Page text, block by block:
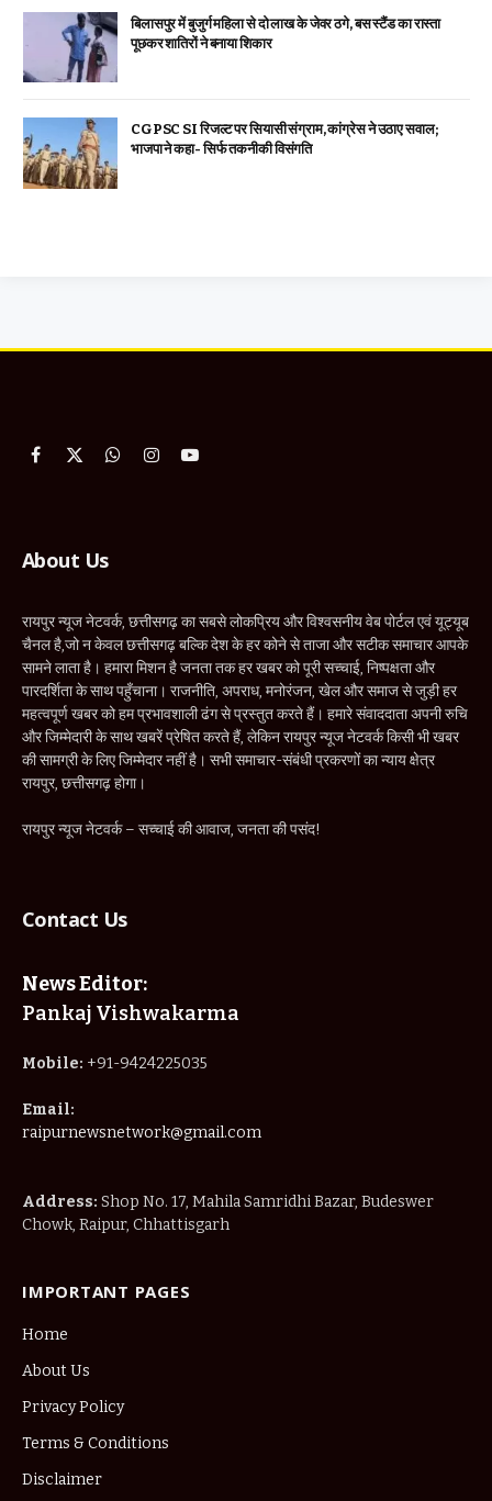
बिलासपुर में बुजुर्ग महिला से दो लाख के जेवर ठगे, बस स्टैंड का रास्ता
पूछकर शातिरों ने बनाया शिकार
CGPSC SI रिजल्ट पर सियासी संग्राम, कांग्रेस ने उठाए सवाल;
भाजपा ने कहा- सिर्फ तकनीकी विसंगति
Facebook
X
WhatsApp
InstagramYouTube
About Us
रायपुर न्यूज नेटवर्क, छत्तीसगढ़ का सबसे लोकप्रिय और विश्वसनीय वेब पोर्टल एवं यूट्यूब
चैनल है,जो न केवल छत्तीसगढ़ बल्कि देश के हर कोने से ताजा और सटीक समाचार आपके
सामने लाता है। हमारा मिशन है जनता तक हर खबर को पूरी सच्चाई, निष्पक्षता और
पारदर्शिता के साथ पहुँचाना। राजनीति, अपराध, मनोरंजन, खेल और समाज से जुड़ी हर
महत्वपूर्ण खबर को हम प्रभावशाली ढंग से प्रस्तुत करते हैं। हमारे संवाददाता अपनी रुचि
और जिम्मेदारी के साथ खबरें प्रेषित करते हैं, लेकिन रायपुर न्यूज नेटवर्क किसी भी खबर
की सामग्री के लिए जिम्मेदार नहीं है। सभी समाचार-संबंधी प्रकरणों का न्याय क्षेत्र
रायपुर, छत्तीसगढ़ होगा।
रायपुर न्यूज नेटवर्क – सच्चाई की आवाज, जनता की पसंद!
Contact Us
News Editor:
Pankaj Vishwakarma
Mobile: +91-9424225035
Email:
raipurnewsnetwork@gmail.com
Address: Shop No. 17, Mahila Samridhi Bazar, Budeswer
Chowk, Raipur, Chhattisgarh
IMPORTANT PAGES
Home
About Us
Privacy Policy
Terms & Conditions
Disclaimer